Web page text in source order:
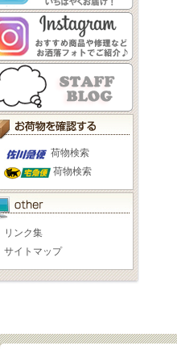
荷物検索
荷物検索
リンク集
サイトマップ